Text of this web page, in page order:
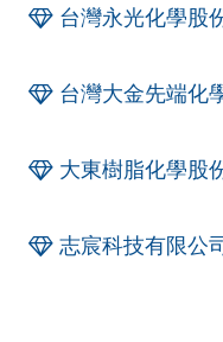
台灣永光化學股
台灣大金先端化
大東樹脂化學股
志宸科技有限公